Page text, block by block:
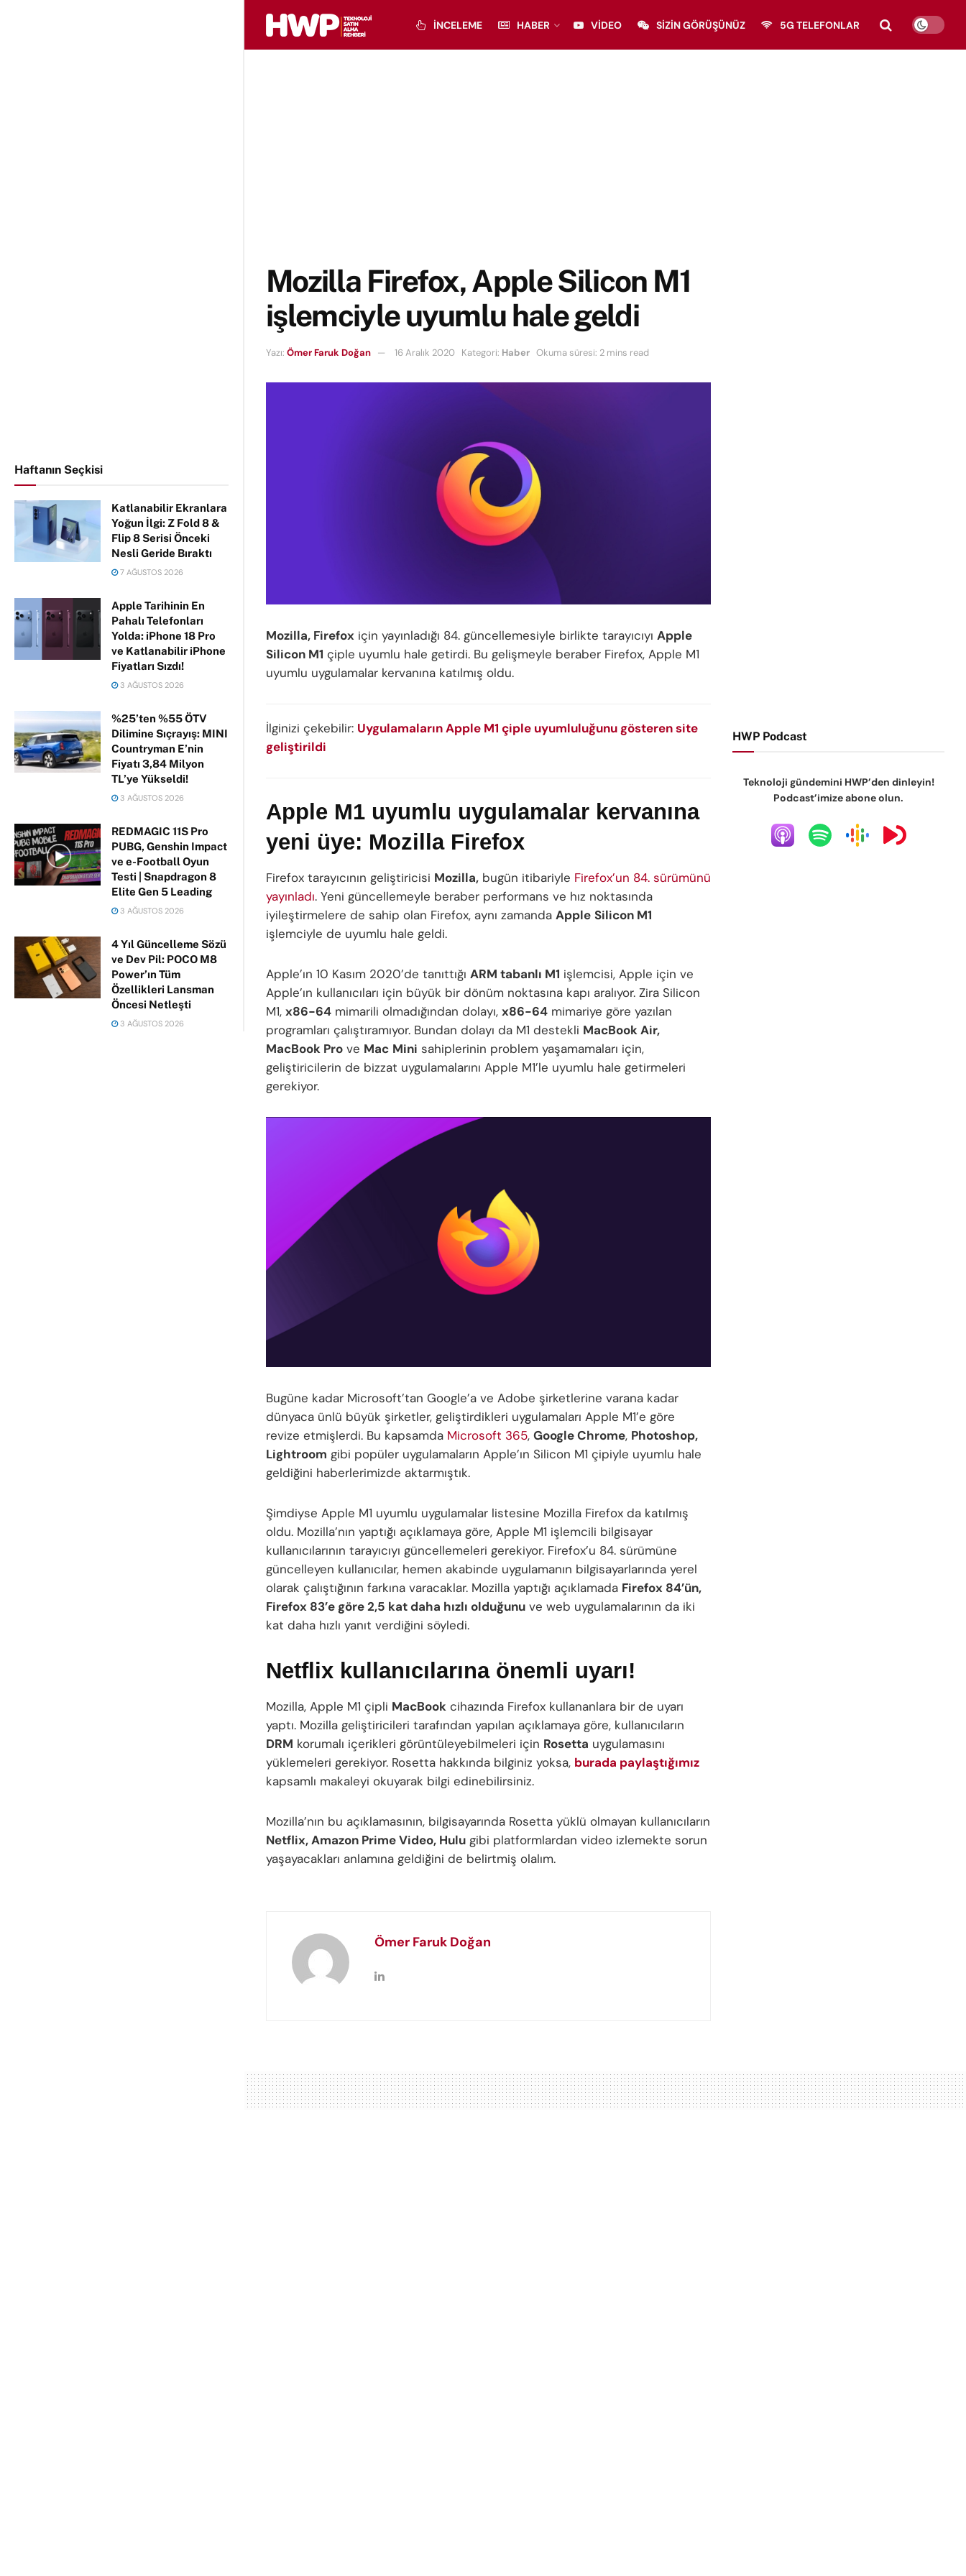
Haftanın Seçkisi
Katlanabilir Ekranlara
Yoğun İlgi: Z Fold 8 &
Flip 8 Serisi Önceki
Nesli Geride Bıraktı
7 AĞUSTOS 2026
Apple Tarihinin En
Pahalı Telefonları
Yolda: iPhone 18 Pro
ve Katlanabilir iPhone
Fiyatları Sızdı!
3 AĞUSTOS 2026
%25’ten %55 ÖTV
Dilimine Sıçrayış: MINI
Countryman E’nin
Fiyatı 3,84 Milyon
TL’ye Yükseldi!
3 AĞUSTOS 2026
REDMAGIC 11S Pro
PUBG, Genshin Impact
ve e-Football Oyun
Testi | Snapdragon 8
Elite Gen 5 Leading
3 AĞUSTOS 2026
4 Yıl Güncelleme Sözü
ve Dev Pil: POCO M8
Power’ın Tüm
Özellikleri Lansman
Öncesi Netleşti
3 AĞUSTOS 2026
İNCELEME HABER VIDEO SIZIN GÖRÜŞÜNÜZ 5G TELEFONLAR
Mozilla Firefox, Apple Silicon M1
işlemciyle uyumlu hale geldi
Yazı: Ömer Faruk Doğan 16 Aralık 2020 Kategori: Haber Okuma süresi: 2 mins read
Mozilla, Firefox için yayınladığı 84. güncellemesiyle birlikte tarayıcıyı Apple
Silicon M1 çiple uyumlu hale getirdi. Bu gelişmeyle beraber Firefox, Apple M1
uyumlu uygulamalar kervanına katılmış oldu.
İlginizi çekebilir: Uygulamaların Apple M1 çiple uyumluluğunu gösteren site
geliştirildi
Apple M1 uyumlu uygulamalar kervanına
yeni üye: Mozilla Firefox
Firefox tarayıcının geliştiricisi Mozilla, bugün itibariyle Firefox’un 84. sürümünü
yayınladı. Yeni güncellemeyle beraber performans ve hız noktasında
iyileştirmelere de sahip olan Firefox, aynı zamanda Apple Silicon M1
işlemciyle de uyumlu hale geldi.
Apple’ın 10 Kasım 2020’de tanıttığı ARM tabanlı M1 işlemcisi, Apple için ve
Apple’ın kullanıcıları için büyük bir dönüm noktasına kapı aralıyor. Zira Silicon
M1, x86-64 mimarili olmadığından dolayı, x86-64 mimariye göre yazılan
programları çalıştıramıyor. Bundan dolayı da M1 destekli MacBook Air,
MacBook Pro ve Mac Mini sahiplerinin problem yaşamamaları için,
geliştiricilerin de bizzat uygulamalarını Apple M1’le uyumlu hale getirmeleri
gerekiyor.
Bugüne kadar Microsoft’tan Google’a ve Adobe şirketlerine varana kadar
dünyaca ünlü büyük şirketler, geliştirdikleri uygulamaları Apple M1’e göre
revize etmişlerdi. Bu kapsamda Microsoft 365, Google Chrome, Photoshop,
Lightroom gibi popüler uygulamaların Apple’ın Silicon M1 çipiyle uyumlu hale
geldiğini haberlerimizde aktarmıştık.
Şimdiyse Apple M1 uyumlu uygulamalar listesine Mozilla Firefox da katılmış
oldu. Mozilla’nın yaptığı açıklamaya göre, Apple M1 işlemcili bilgisayar
kullanıcılarının tarayıcıyı güncellemeleri gerekiyor. Firefox’u 84. sürümüne
güncelleyen kullanıcılar, hemen akabinde uygulamanın bilgisayarlarında yerel
olarak çalıştığının farkına varacaklar. Mozilla yaptığı açıklamada Firefox 84’ün,
Firefox 83’e göre 2,5 kat daha hızlı olduğunu ve web uygulamalarının da iki
kat daha hızlı yanıt verdiğini söyledi.
Netflix kullanıcılarına önemli uyarı!
Mozilla, Apple M1 çipli MacBook cihazında Firefox kullananlara bir de uyarı
yaptı. Mozilla geliştiricileri tarafından yapılan açıklamaya göre, kullanıcıların
DRM korumalı içerikleri görüntüleyebilmeleri için Rosetta uygulamasını
yüklemeleri gerekiyor. Rosetta hakkında bilginiz yoksa, burada paylaştığımız
kapsamlı makaleyi okuyarak bilgi edinebilirsiniz.
Mozilla’nın bu açıklamasının, bilgisayarında Rosetta yüklü olmayan kullanıcıların
Netflix, Amazon Prime Video, Hulu gibi platformlardan video izlemekte sorun
yaşayacakları anlamına geldiğini de belirtmiş olalım.
Ömer Faruk Doğan
HWP Podcast
Teknoloji gündemini HWP’den dinleyin!
Podcast’imize abone olun.